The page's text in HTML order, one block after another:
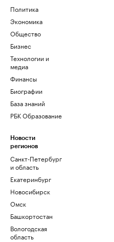
Политика
Экономика
Общество
Бизнес
Технологии и
медиа
Финансы
Биографии
База знаний
РБК Образование
Новости
регионов
Санкт-Петербург
и область
Екатеринбург
Новосибирск
Омск
Башкортостан
Вологодская
область